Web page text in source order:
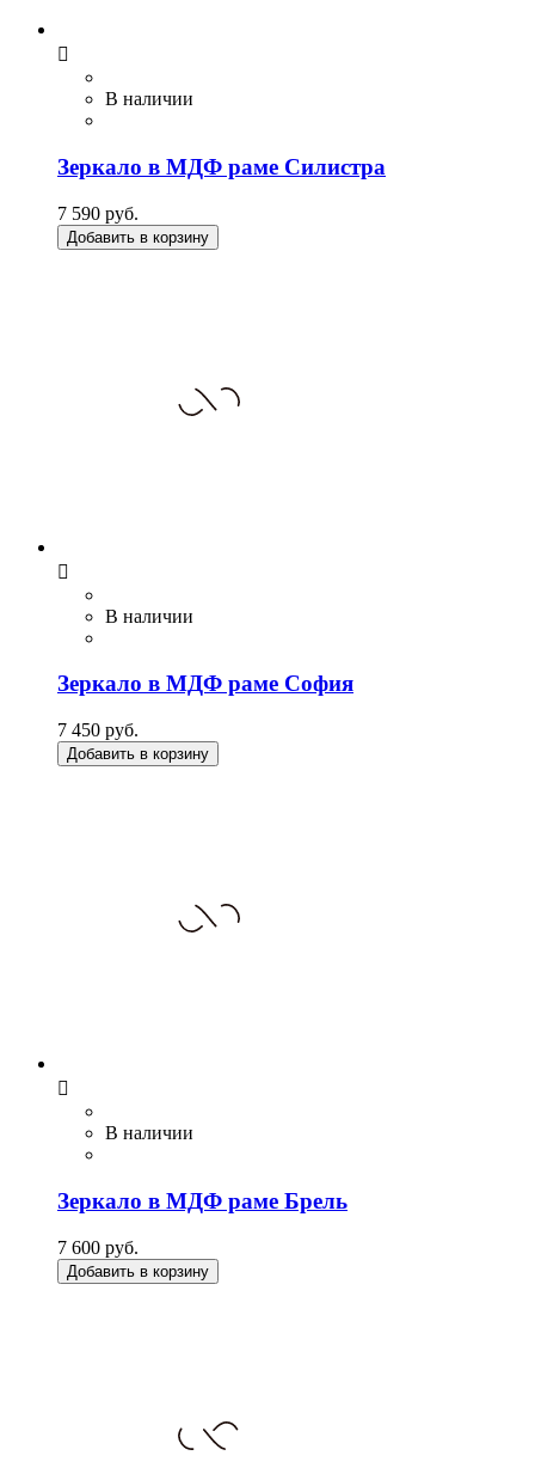

В наличии
Зеркало в МДФ раме Силистра
7 590 руб.
Добавить в корзину

В наличии
Зеркало в МДФ раме София
7 450 руб.
Добавить в корзину

В наличии
Зеркало в МДФ раме Брель
7 600 руб.
Добавить в корзину